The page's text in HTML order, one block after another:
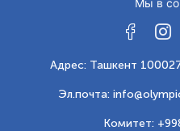
Мы в
Адрес: Ташкент
Эл.почта:
Комитет: